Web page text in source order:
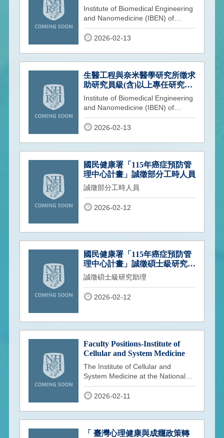
(IBEN) of The National Health
Research Institutes (NHRI),
Taiwan Recruitment of One
Full-Time Assistant Research
Fellow (or above) Position
Institute of Biomedical Engineering
and Nanomedicine (IBEN) of
National Health Research Institutes
(N 2026-02-13
生醫工程與奈米醫學研究所徵求
助研究員級(含)以上專任研究員
一名
Institute of Biomedical Engineering
and Nanomedicine (IBEN) of
National Health Research Institutes
(N 2026-02-13
國民健康署「115年癌症預防管
理中心計畫」誠徵部分工時人員
誠徵部分工時人員
2026-02-12
國民健康署「115年癌症預防管
理中心計畫」誠徵碩士級研究助
理
誠徵碩士級研究助理
2026-02-12
Faculty Positions-Institute of
Cellular and System Medicine
The Institute of Cellular and
System Medicine at the National
Health Research Institutes (NHRI)
in Taiwan invites applications for
rank of Assistant, Associate, or Full
Assistant, Associate, or Full
2026-02-11
「 臺灣心理健康與成癮政策轉